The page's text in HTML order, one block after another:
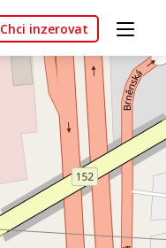
Chci inzerovat